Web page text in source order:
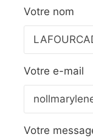
Votre nom
Votre e-mail
Votre